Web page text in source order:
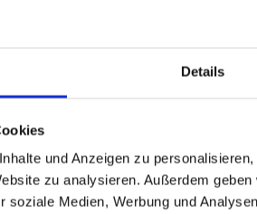
Details
und Anzeigen zu
zu analysieren. Außerdem
soziale Medien, Werbung und